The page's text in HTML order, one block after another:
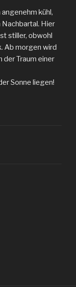
kühl,
Hier
stiller, obwohl
Ab morgen wird
der Traum einer
Sonne liegen!